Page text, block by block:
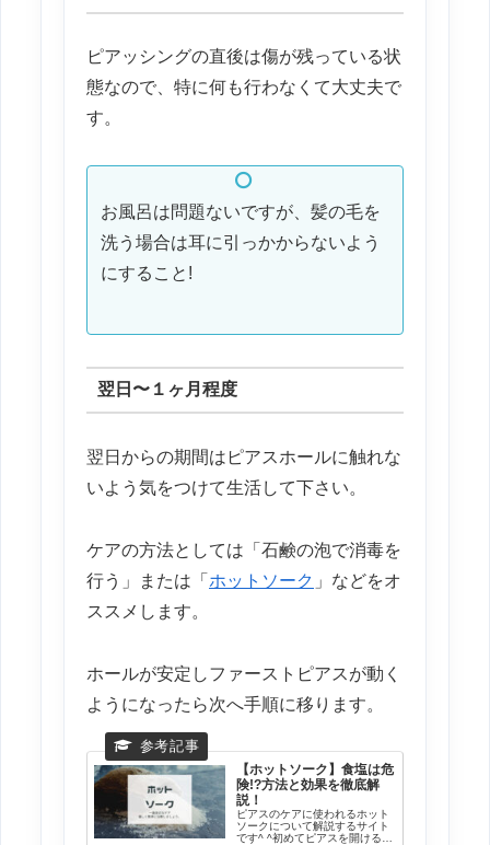
ピアッシングの直後は傷が残っている状
態なので、特に何も行わなくて大丈夫で
す。
お風呂は問題ないですが、髪の毛を
洗う場合は耳に引っかからないよう
にすること!
翌日〜１ヶ月程度
翌日からの期間はピアスホールに触れな
いよう気をつけて生活して下さい。
ケアの方法としては「石鹸の泡で消毒を
行う」または「 ホットソーク 」などをオ
ススメします。
ホールが安定しファーストピアスが動く
ようになったら次へ手順に移ります。
【ホットソーク】食塩は危
険!?方法と効果を徹底解
説！
ピアスのケアに使われるホット
ソークについて解説するサイト
です^ ^初めてピアスを開けると